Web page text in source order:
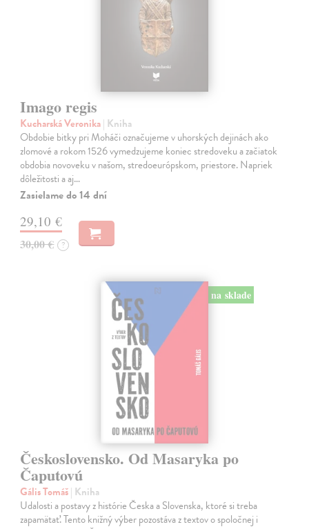
Imago regis
Kucharská Veronika| Kniha
Obdobie bitky pri Moháči označujeme v uhorských dejinách ako
zlomové a rokom 1526 vymedzujeme koniec stredoveku a začiatok
obdobia novoveku v našom, stredoeurópskom, priestore. Napriek
dôležitosti a aj…
Zasielame do 14 dní
29,10 €
30,00 € ?
na sklade
Československo. Od Masaryka po
Čaputovú
Gális Tomáš| Kniha
Udalosti a postavy z histórie Česka a Slovenska, ktoré si treba
zapamätať. Tento knižný výber pozostáva z textov o spoločnej i